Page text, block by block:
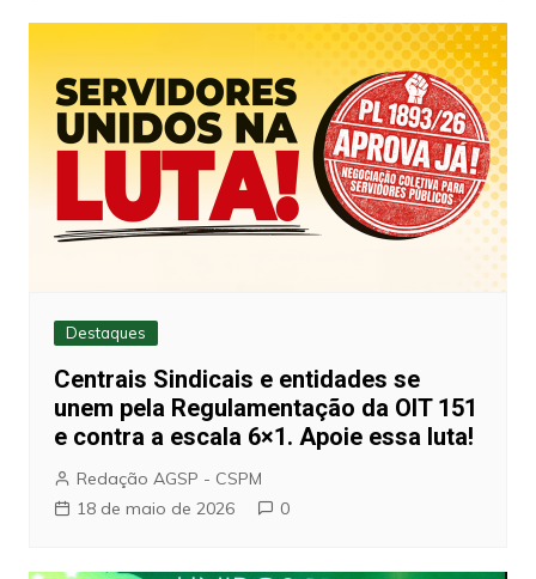
Destaques
Centrais Sindicais e entidades se
unem pela Regulamentação da OIT 151
e contra a escala 6×1. Apoie essa luta!
Redação AGSP - CSPM
18 de maio de 2026
0